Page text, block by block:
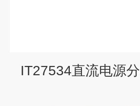
IT27534直流电源